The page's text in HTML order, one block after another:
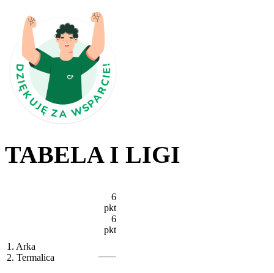
TABELA I LIGI
1. Arka
2. Termalica
6
pkt
6
pkt